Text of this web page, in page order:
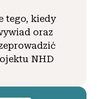
tego, kiedy
oraz
NHD